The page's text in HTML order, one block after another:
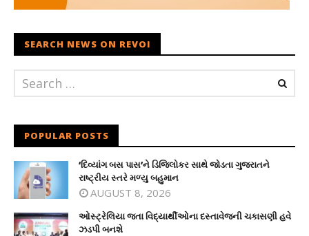
SEARCH NEWS ON REVOI
POPULAR POSTS
‘દિવ્યાંગ બસ પાસ’ને ડિજિલોકર સાથે જોડતા ગુજરાતને
રાષ્ટ્રીય સ્તરે મળ્યુ બહુમાન
AUGUST 8, 2026
ઓસ્ટ્રેલિયા જતા વિદ્યાર્થીઓના દસ્તાવેજની ચકાસણી હવે
ઝડપી બનશે